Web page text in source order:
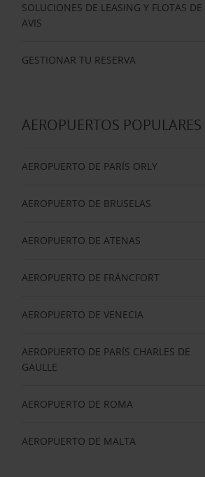
SOLUCIONES DE LEASING Y FLOTAS DE
AVIS
GESTIONAR TU RESERVA
AEROPUERTOS POPULARES
AEROPUERTO DE PARÍS ORLY
AEROPUERTO DE BRUSELAS
AEROPUERTO DE ATENAS
AEROPUERTO DE FRÁNCFORT
AEROPUERTO DE VENECIA
AEROPUERTO DE PARÍS CHARLES DE
GAULLE
AEROPUERTO DE ROMA
AEROPUERTO DE MALTA